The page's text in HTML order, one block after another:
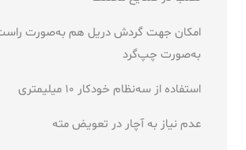
امکان جهت گردش دریل هم به‌صورت
به‌صورت چپ‌گرد
استفاده از سه‌نظام خودکار 10 میلیمتری
عدم نیاز به آچار در تعویض مته